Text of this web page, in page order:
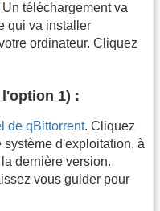
Un téléchargement va
qui va installer
ordinateur. Cliquez
1) :
de qBittorrent. Cliquez
d'exploitation, à
dernière version.
vous guider pour